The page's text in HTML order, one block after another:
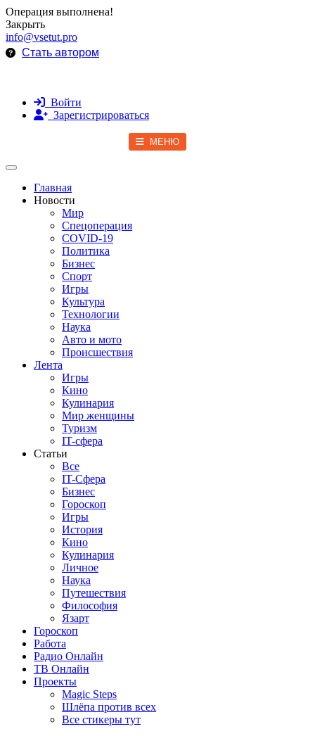
Операция выполнена!
Закрыть
info@vsetut.pro
Стать автором
Войти
Зарегистрироваться
МЕНЮ
Toggle navigation
Главная
Новости
Мир
Спецоперация
COVID-19
Политика
Бизнес
Спорт
Игры
Культура
Технологии
Наука
Авто и мото
Происшествия
Лента
Игры
Кино
Кулинария
Мир женщины
Туризм
IT-сфера
Статьи
Все
IT-Сфера
Бизнес
Гороскоп
Игры
История
Кино
Кулинария
Личное
Наука
Путешествия
Философия
Язарт
Гороскоп
Работа
Радио Онлайн
ТВ Онлайн
Проекты
Magic Steps
Шлёпа против всех
Все стикеры тут